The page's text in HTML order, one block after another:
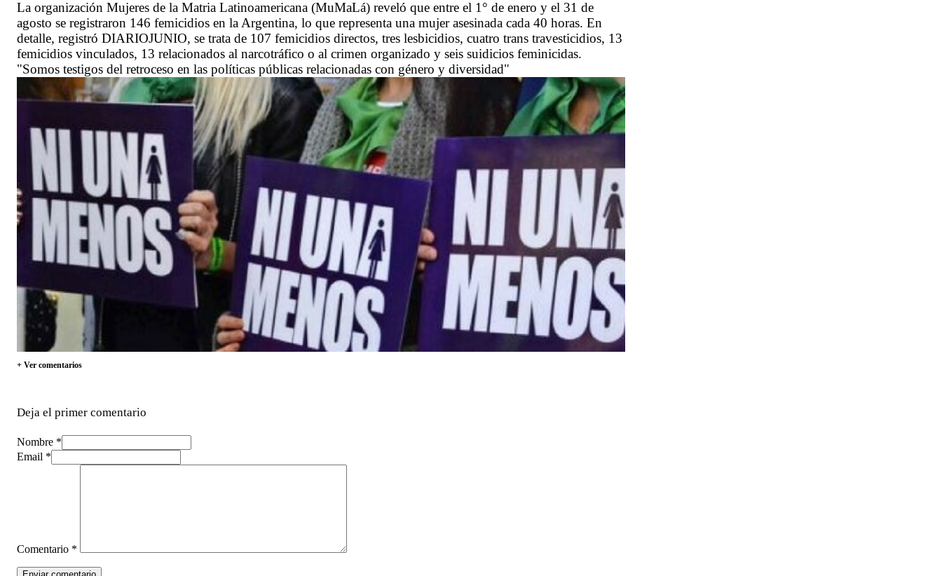
La organización Mujeres de la Matria Latinoamericana (MuMaLá) reveló que entre el 1° de enero y el 31 de
agosto se registraron 146 femicidios en la Argentina, lo que representa una mujer asesinada cada 40 horas. En
detalle, registró DIARIOJUNIO, se trata de 107 femicidios directos, tres lesbicidios, cuatro trans travesticidios, 13
femicidios vinculados, 13 relacionados al narcotráfico o al crimen organizado y seis suidicios feminicidas.
"Somos testigos del retroceso en las políticas públicas relacionadas con género y diversidad"
+ Ver comentarios
Deja el primer comentario
Nombre *
Email *
Comentario *